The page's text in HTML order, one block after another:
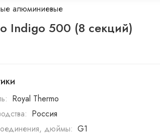
алюминиевые
Indigo 500 (8 секций)
Royal Thermo
Россия
дюймы: G1